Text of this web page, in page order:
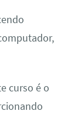
curso é o